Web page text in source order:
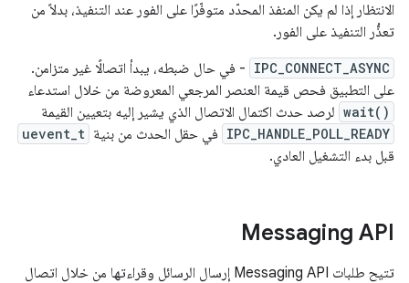
الانتظار إذا لم يكن المنفذ المحدّد متوفّرًا على الفور عند التنفيذ، بدلاً من
تعذُّر التنفيذ على الفور.
IPC_CONNECT_ASYNC - في حال ضبطه، يبدأ اتصالًا غير متزامن.
على التطبيق فحص قيمة العنصر المرجعي المعروضة من خلال استدعاء
wait() لرصد حدث اكتمال الاتصال الذي يشير إليه بتعيين القيمة
IPC_HANDLE_POLL_READY في حقل الحدث من بنية uevent_t
قبل بدء التشغيل العادي.
Messaging API
تتيح طلبات Messaging API إرسال الرسائل وقراءتها من خلال اتصال